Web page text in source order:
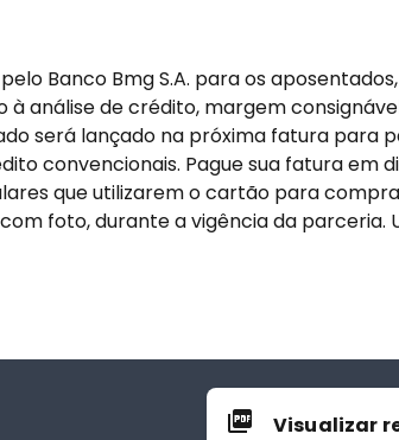
Banco Bmg S.A. para os
à análise de crédito, margem
será lançado na próxima fatura para
convencionais. Pague sua fatura em
que utilizarem o cartão para
foto, durante a vigência da
Visualizar